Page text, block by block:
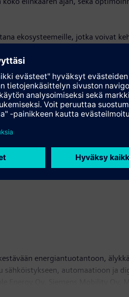
ekosysteemeille, jotka voivat
tulosta tai arvoa, mikä
ohjelmistoja, sovelluksia
100-vuotisjuhlavuosi on
energiantuotantoon,
automaatioon ja
kiinteistöjen digitaalisia palveluja